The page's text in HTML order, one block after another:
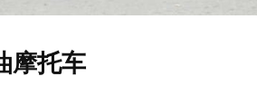
摩托车